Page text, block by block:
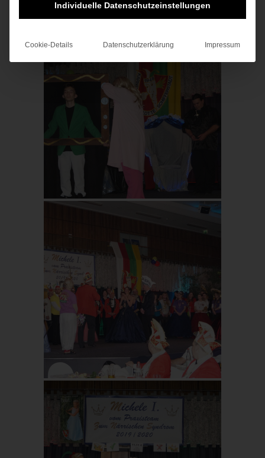
Individuelle Datenschutzeinstellungen
Cookie-Details Datenschutzerklärung Impressum